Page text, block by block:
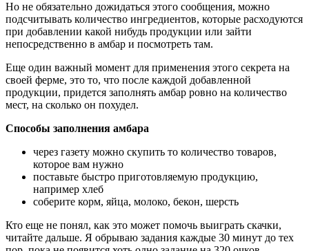
Но не обязательно дожидаться этого сообщения, можно
подсчитывать количество ингредиентов, которые расходуются
при добавлении какой нибудь продукции или зайти
непосредственно в амбар и посмотреть там.
Еще один важный момент для применения этого секрета на
своей ферме, это то, что после каждой добавленной
продукции, придется заполнять амбар ровно на количество
мест, на сколько он похудел.
Способы заполнения амбара
через газету можно скупить то количество товаров,
которое вам нужно
поставьте быстро приготовляемую продукцию,
например хлеб
соберите корм, яйца, молоко, бекон, шерсть
Кто еще не понял, как это может помочь выиграть скачки,
читайте дальше. Я обрываю задания каждые 30 минут до тех